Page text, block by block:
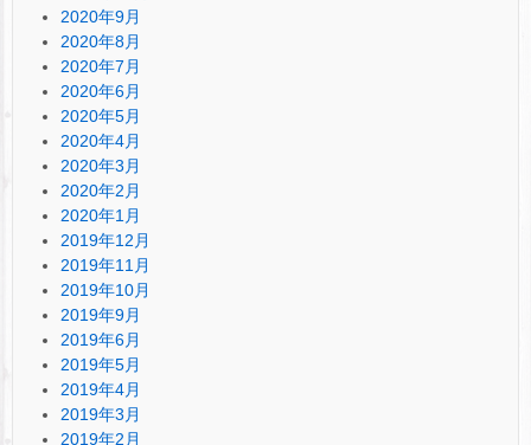
2020年9月
2020年8月
2020年7月
2020年6月
2020年5月
2020年4月
2020年3月
2020年2月
2020年1月
2019年12月
2019年11月
2019年10月
2019年9月
2019年6月
2019年5月
2019年4月
2019年3月
2019年2月